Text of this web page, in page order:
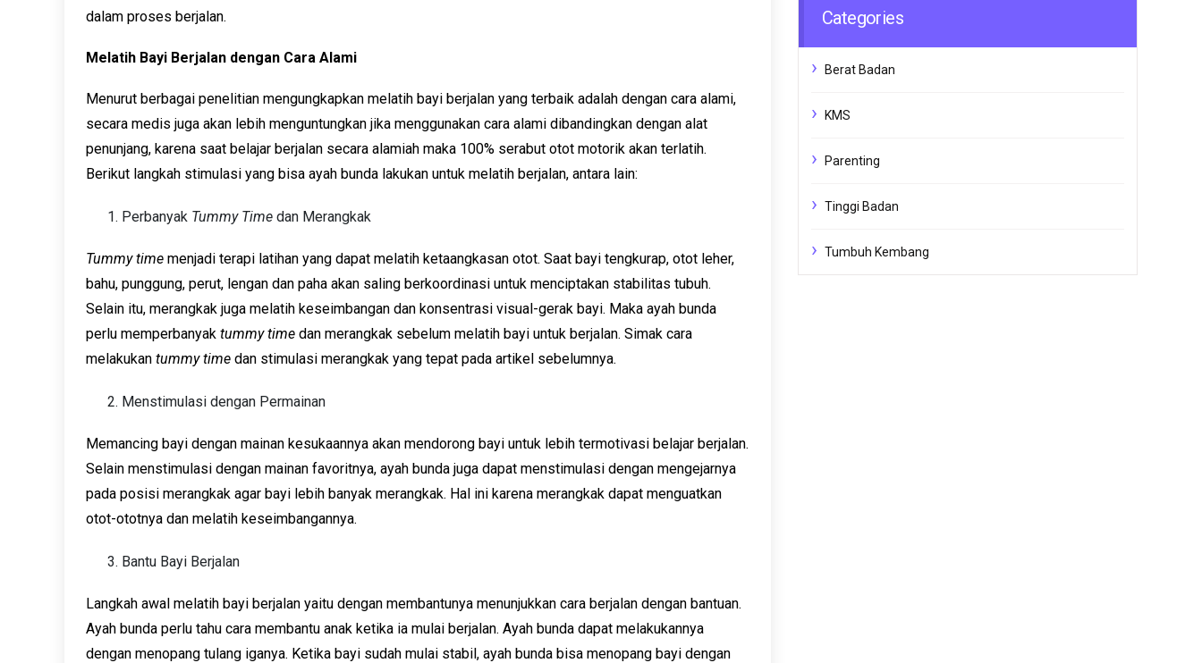
dalam proses berjalan.
Melatih Bayi Berjalan dengan Cara Alami
Menurut berbagai penelitian mengungkapkan melatih bayi berjalan yang terbaik adalah dengan cara alami,
secara medis juga akan lebih menguntungkan jika menggunakan cara alami dibandingkan dengan alat
penunjang, karena saat belajar berjalan secara alamiah maka 100% serabut otot motorik akan terlatih.
Berikut langkah stimulasi yang bisa ayah bunda lakukan untuk melatih berjalan, antara lain:
Perbanyak Tummy Time dan Merangkak
Tummy time menjadi terapi latihan yang dapat melatih ketaangkasan otot. Saat bayi tengkurap, otot leher,
bahu, punggung, perut, lengan dan paha akan saling berkoordinasi untuk menciptakan stabilitas tubuh.
Selain itu, merangkak juga melatih keseimbangan dan konsentrasi visual-gerak bayi. Maka ayah bunda
perlu memperbanyak tummy time dan merangkak sebelum melatih bayi untuk berjalan. Simak cara
melakukan tummy time dan stimulasi merangkak yang tepat pada artikel sebelumnya.
Menstimulasi dengan Permainan
Memancing bayi dengan mainan kesukaannya akan mendorong bayi untuk lebih termotivasi belajar berjalan.
Selain menstimulasi dengan mainan favoritnya, ayah bunda juga dapat menstimulasi dengan mengejarnya
pada posisi merangkak agar bayi lebih banyak merangkak. Hal ini karena merangkak dapat menguatkan
otot-ototnya dan melatih keseimbangannya.
Bantu Bayi Berjalan
Langkah awal melatih bayi berjalan yaitu dengan membantunya menunjukkan cara berjalan dengan bantuan.
Ayah bunda perlu tahu cara membantu anak ketika ia mulai berjalan. Ayah bunda dapat melakukannya
dengan menopang tulang iganya. Ketika bayi sudah mulai stabil, ayah bunda bisa menopang bayi dengan
Categories
Berat Badan
KMS
Parenting
Tinggi Badan
Tumbuh Kembang